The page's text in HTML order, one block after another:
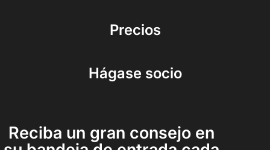
Precios
Hágase socio
Reciba un gran consejo en